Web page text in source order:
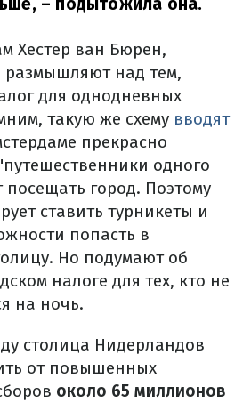
Хестер ван Бюрен,
размышляют над тем,
для однодневных
такую же схему вводят
прекрасно
одного
город. Поэтому
ставить турникеты и
попасть в
Но подумают об
налоге для тех, кто не
на ночь.
столица Нидерландов
от повышенных
около 65 миллионов